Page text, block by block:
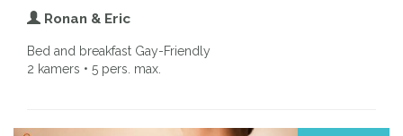
Ronan & Eric
Bed and breakfast Gay-Friendly
2 kamers • 5 pers. max.